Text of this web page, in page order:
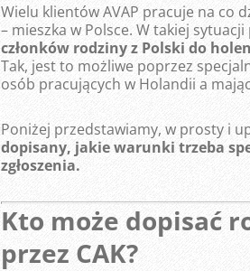
Wielu klientów AVAP pracuje na co
– mieszka w Polsce. W takiej
członków rodziny z Polski do
Tak, jest to możliwe poprzez
osób pracujących w Holandii a
Poniżej przedstawiamy, w prosty i
dopisany, jakie warunki trzeba
zgłoszenia.
Kto może dopisać
przez CAK?